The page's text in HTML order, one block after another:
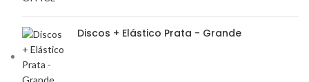
Discos + Elástico Prata - Grande